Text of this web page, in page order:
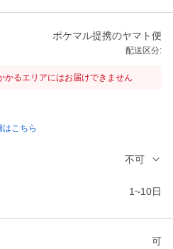
ポケマル提携のヤマト便
配送区分:
るエリアにはお届けできません
こちら
不可
1~10日
可